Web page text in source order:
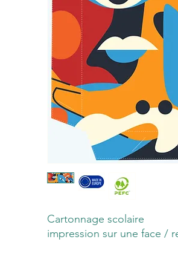
Cartonnage scolaire
impression sur une face /